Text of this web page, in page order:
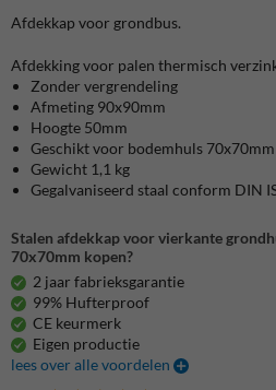
Afdekkap voor grondbus.
Afdekking voor palen thermisch
Zonder vergrendeling
Afmeting 90x90mm
Hoogte 50mm
Geschikt voor bodemhuls 70x70mm
Gewicht 1,1 kg
Gegalvaniseerd staal conform DIN
Stalen afdekkap voor vierkante
70x70mm kopen?
2 jaar fabrieksgarantie
99% Hufterproof
CE keurmerk
Eigen productie
lees over alle voordelen